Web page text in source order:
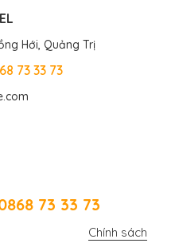
Hới, Quảng Trị
73 33 73
73 33 73
Chính sách